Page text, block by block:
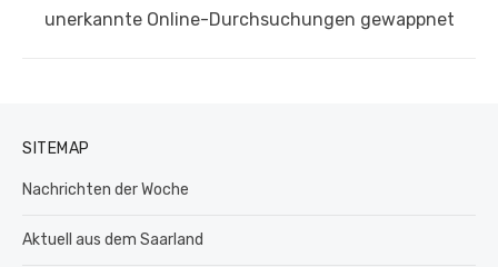
Beitrag:
unerkannte Online-Durchsuchungen gewappnet
SITEMAP
Nachrichten der Woche
Aktuell aus dem Saarland